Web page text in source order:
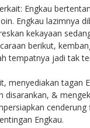
Engkau
Engkau lazimnya
kekayaan
berikut,
tempatnya jadi tak
menyediakan tagan
disarankan, &
cenderung
Engkau.